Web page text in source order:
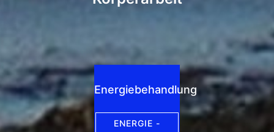
Energiebehandlung
ENERGIE -